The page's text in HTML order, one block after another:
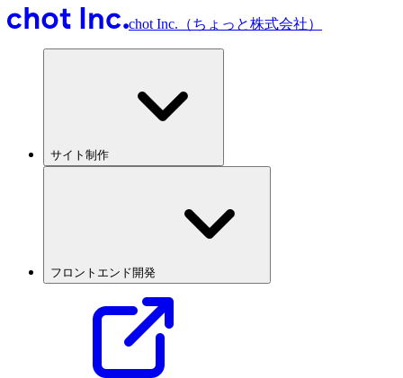
chot Inc.（ちょっと株式会社）
サイト制作
フロントエンド開発